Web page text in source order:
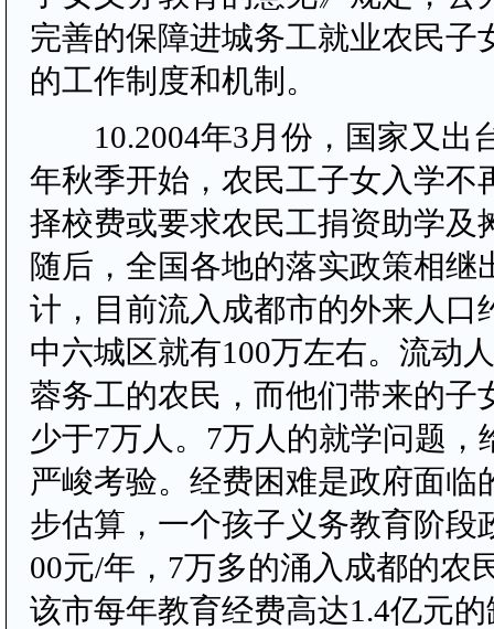
完善的保障进城务工就业农民子
的工作制度和机制。
10.2004年3月份，国家又出
年秋季开始，农民工子女入学不
择校费或要求农民工捐资助学及
随后，全国各地的落实政策相继
计，目前流入成都市的外来人口
中六城区就有100万左右。流动
蓉务工的农民，而他们带来的子
少于7万人。7万人的就学问题，
严峻考验。经费困难是政府面临
步估算，一个孩子义务教育阶段
00元/年，7万多的涌入成都的农
该市每年教育经费高达1.4亿元